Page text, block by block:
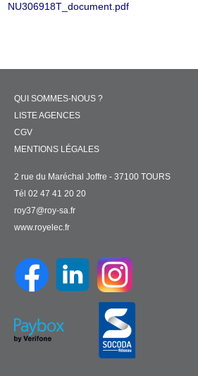
NU306918T_document.pdf
QUI SOMMES-NOUS ?
LISTE AGENCES
CGV
MENTIONS LÉGALES
2 rue du Maréchal Joffre - 37100 TOURS
Tél 02 47 41 20 20
roy37@roy-sa.fr
www.royelec.fr